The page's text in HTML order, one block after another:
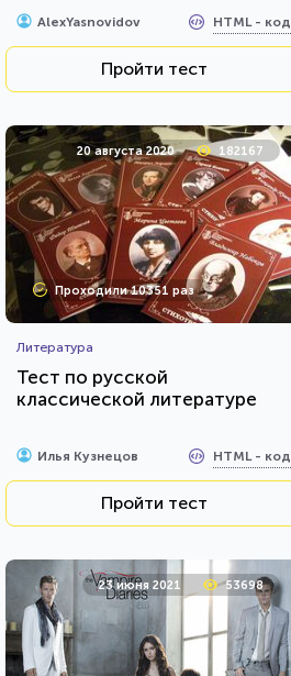
AlexYasnovidov HTML - код
Пройти тест
20 августа 2020 182167
Проходили 10351 раз
Литература
Тест по русской
классической литературе
Илья Кузнецов HTML - код
Пройти тест
23 июня 2021 53698